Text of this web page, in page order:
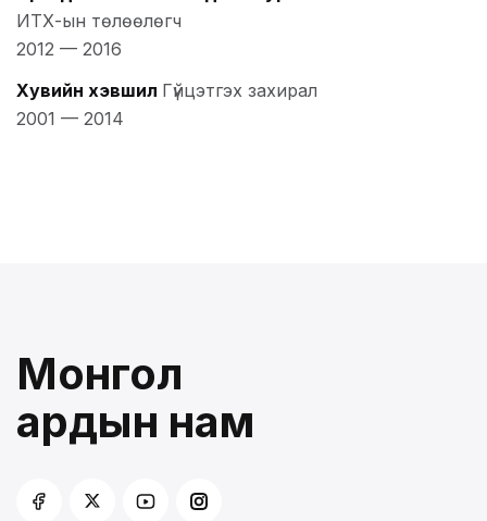
ИТХ-ын төлөөлөгч
2012 — 2016
Хувийн хэвшил Гүйцэтгэх захирал
2001 — 2014
Монгол
ардын нам